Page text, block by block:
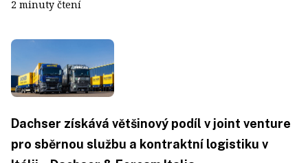
2 minuty čtení
Dachser získává většinový podíl v joint venture
pro sběrnou službu a kontraktní logistiku v